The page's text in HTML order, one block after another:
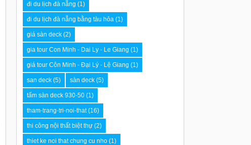
đi du lịch đà nẵng (1)
đi du lịch đà nẵng bằng tàu hỏa (1)
giá sàn deck (2)
gia tour Con Minh - Dai Ly - Le Giang (1)
giá tour Côn Minh - Đại Lý - Lệ Giang (1)
san deck (5) sàn deck (5)
tấm sàn deck 930-50 (1)
tham-trang-tri-noi-that (16)
thi công nội thất biệt thự (2)
thiet ke noi that chung cu nho (1)